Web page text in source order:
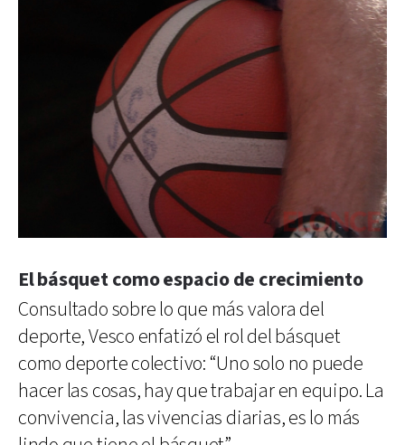
El básquet como espacio de crecimiento
Consultado sobre lo que más valora del
deporte, Vesco enfatizó el rol del básquet
como deporte colectivo: “Uno solo no puede
hacer las cosas, hay que trabajar en equipo. La
convivencia, las vivencias diarias, es lo más